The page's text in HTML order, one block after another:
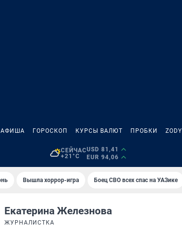
АФИША ГОРОСКОП КУРСЫ ВАЛЮТ ПРОБКИ ZODY
СЕЙЧАС
+21°C
USD 81,41
EUR 94,06
Вышла хоррор-игра Боец СВО всех спас на УАЗике
Екатерина Железнова
ЖУРНАЛИСТКА